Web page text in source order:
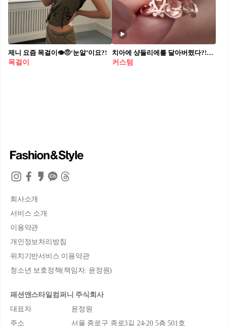
제니 요즘 목걸이👁️🤨‘눈알’이요?!
목걸이
치아에 샹들리에를 달아버렸다?!👀🫨
커스텀
회사소개
서비스 소개
이용약관
개인정보처리방침
위치기반서비스 이용약관
청소년 보호정책(책임자: 윤정원)
패션앤스타일컴퍼니 주식회사
대표자
윤정원
주소
서울 종로구 종로3길 24-20 5층 501호